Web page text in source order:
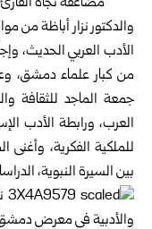
الأدب العربي الحديث،
من كبار علماء دمشق،
جمعة الماجد للثقافة
العرب، ورابطة الأدب
للملكية الفكرية، وأغنى
بين السيرة النبوية،